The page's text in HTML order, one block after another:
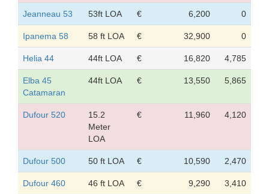
Jeanneau 53 53ft LOA € 6,200 0
Ipanema 58 58 ft LOA € 32,900 0
Helia 44 44ft LOA € 16,820 4,785
Elba 45
Catamaran
44ft LOA € 13,550 5,865
Dufour 520
15.2
Meter
LOA
€ 11,960 4,120
Dufour 500 50 ft LOA € 10,590 2,470
Dufour 460 46 ft LOA € 9,290 3,410